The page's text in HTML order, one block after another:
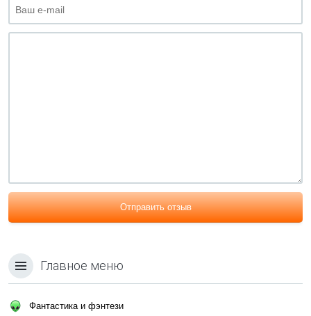
Отправить отзыв
Главное меню
Фантастика и фэнтези